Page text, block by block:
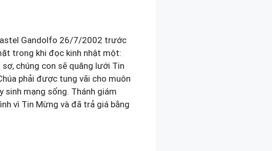
Gandolfo 26/7/2002 trước
trong khi đọc kinh nhật một:
sợ, chúng con sẽ quăng lưới Tin
phải được tung vãi cho muôn
sinh mạng sống. Thánh giám
vì Tin Mừng và đã trả giá bằng